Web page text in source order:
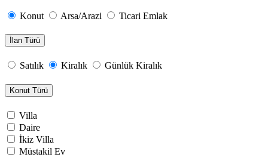
Konut Arsa/Arazi Ticari Emlak
İlan Türü
Satılık Kiralık Günlük Kiralık
Konut Türü
Villa
Daire
İkiz Villa
Müstakil Ev